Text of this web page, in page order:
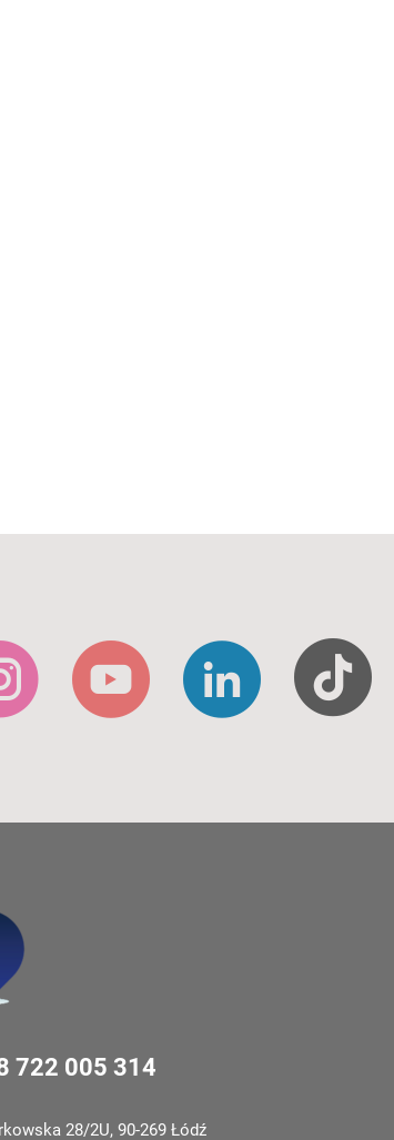
722 005 314
28/2U, 90-269 Łódź